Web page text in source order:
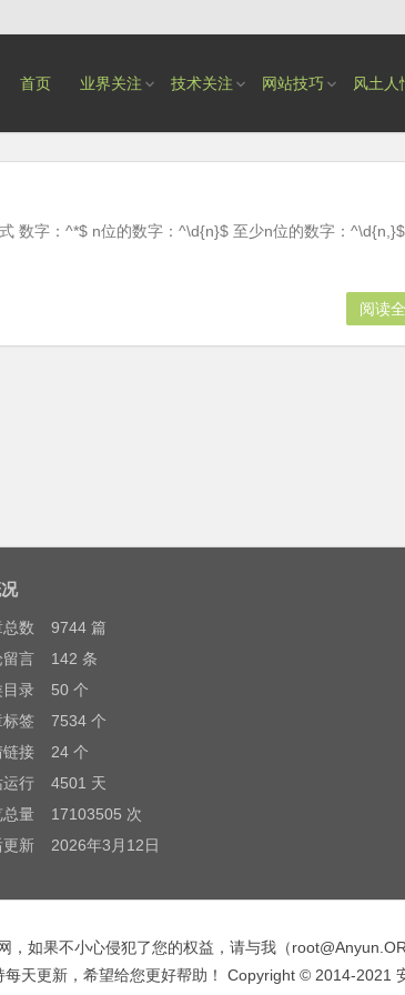
首页 业界关注 技术关注 网站技巧 风土人
数字：^*$ n位的数字：^\d{n}$ 至少n位的数字：^\d{n,}$
阅读
数
9744 篇
留言
142 条
目录
50 个
签
7534 个
链接
24 个
运行
4501 天
总量
17103505 次
更新
2026年3月12日
，如果不小心侵犯了您的权益，请与我（
天更新，希望给您更好帮助！ Copyright © 2014-2021